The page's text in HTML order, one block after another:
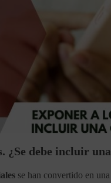
¿Se debe incluir
se han convertido en